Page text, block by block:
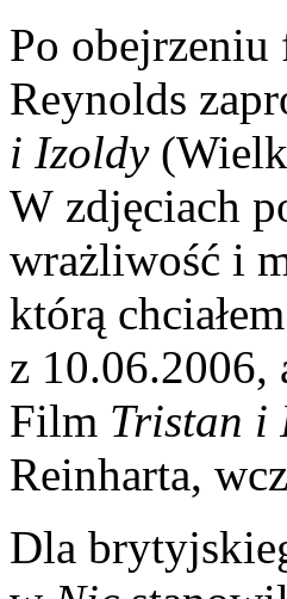
Po
Reynolds
i Izoldy
W zdjęciach
wrażliwość i
którą
z 10.06.2006,
Film Tristan i
Reinharta,
Dla